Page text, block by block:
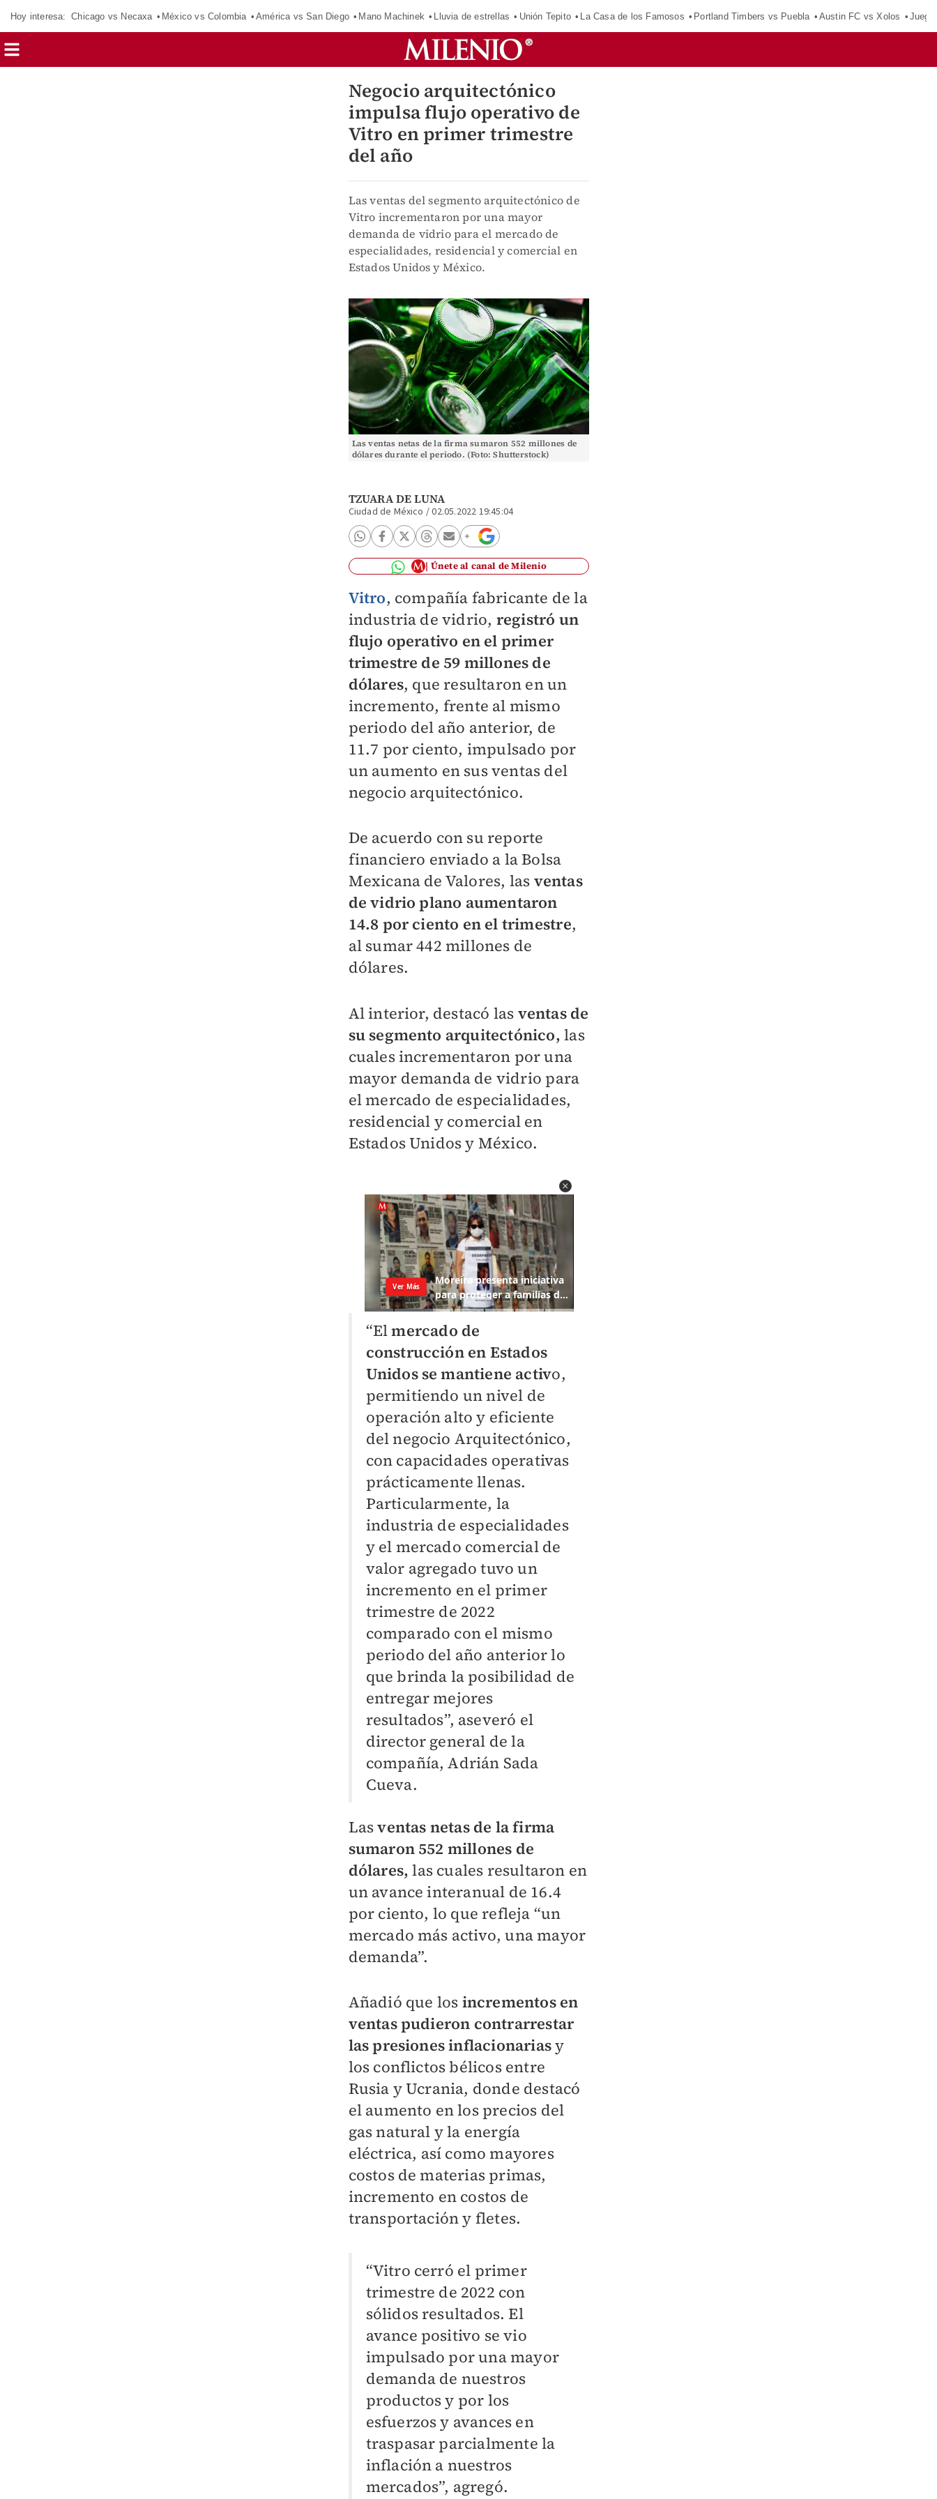
Hoy interesa: Chicago vs Necaxa México vs Colombia América vs San Diego Mano Machinek Lluvia de estrellas Unión Tepito La Casa de los Famosos Portland Timbers vs Puebla Austin FC vs Xolos
Negocio arquitectónico
impulsa flujo operativo de
Vitro en primer trimestre
del año
Las ventas del segmento arquitectónico de
Vitro incrementaron por una mayor
demanda de vidrio para el mercado de
especialidades, residencial y comercial en
Estados Unidos y México.
Las ventas netas de la firma sumaron 552 millones de
dólares durante el periodo. (Foto: Shutterstock)
TZUARA DE LUNA
Ciudad de México /02.05.2022 19:45:04
Únete al canal de Milenio
Vitro, compañía fabricante de la
industria de vidrio, registró un
flujo operativo en el primer
trimestre de 59 millones de
dólares, que resultaron en un
incremento, frente al mismo
periodo del año anterior, de
11.7 por ciento, impulsado por
un aumento en sus ventas del
negocio arquitectónico.
De acuerdo con su reporte
financiero enviado a la Bolsa
Mexicana de Valores, las ventas
de vidrio plano aumentaron
14.8 por ciento en el trimestre,
al sumar 442 millones de
dólares.
Al interior, destacó las ventas de
su segmento arquitectónico,las
cuales incrementaron por una
mayor demanda de vidrio para
el mercado de especialidades,
residencial y comercial en
Estados Unidos y México.
“Elmercado de
construcción en Estados
Unidos se mantiene activo,
permitiendo un nivel de
operación alto y eficiente
del negocio Arquitectónico,
con capacidades operativas
prácticamente llenas.
Particularmente, la
industria de especialidades
y el mercado comercial de
valor agregado tuvo un
incremento en el primer
trimestre de 2022
comparado con el mismo
periodo del año anterior lo
que brinda la posibilidad de
entregar mejores
resultados”, aseveró el
director general de la
compañía, Adrián Sada
Cueva.
Lasventas netas de la firma
sumaron 552 millones de
dólares, las cuales resultaron en
un avance interanual de 16.4
por ciento, lo que refleja “un
mercado más activo, una mayor
demanda”.
Añadió que los incrementos en
ventas pudieron contrarrestar
las presiones inflacionariasy
los conflictos bélicos entre
Rusia y Ucrania, donde destacó
el aumento en los precios del
gas natural y la energía
eléctrica, así como mayores
costos de materias primas,
incremento en costos de
transportación y fletes.
“Vitro cerró el primer
trimestre de 2022 con
sólidos resultados. El
avance positivo se vio
impulsado por una mayor
demanda de nuestros
productos y por los
esfuerzos y avances en
traspasar parcialmente la
inflación a nuestros
mercados”, agregó.